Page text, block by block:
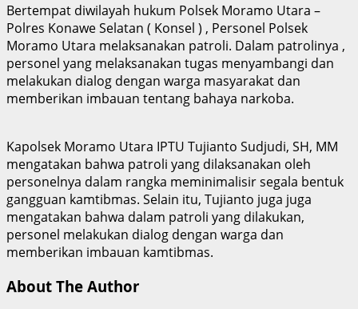
Bertempat diwilayah hukum Polsek Moramo Utara –
Polres Konawe Selatan ( Konsel ) , Personel Polsek
Moramo Utara melaksanakan patroli. Dalam patrolinya ,
personel yang melaksanakan tugas menyambangi dan
melakukan dialog dengan warga masyarakat dan
memberikan imbauan tentang bahaya narkoba.
Kapolsek Moramo Utara IPTU Tujianto Sudjudi, SH, MM
mengatakan bahwa patroli yang dilaksanakan oleh
personelnya dalam rangka meminimalisir segala bentuk
gangguan kamtibmas. Selain itu, Tujianto juga juga
mengatakan bahwa dalam patroli yang dilakukan,
personel melakukan dialog dengan warga dan
memberikan imbauan kamtibmas.
About The Author